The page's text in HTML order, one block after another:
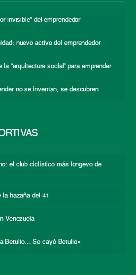
invisible” del emprendedor
nuevo activo del emprendedor
la “arquitectura social” para emprender
no se inventan, se descubren
el club ciclístico más longevo de
la hazaña del 41
Venezuela
Betulio… Se cayó Betulio»